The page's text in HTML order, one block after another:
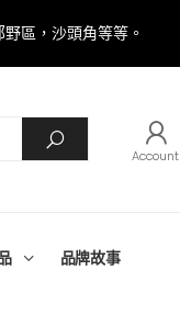
區，沙頭角等等。
Account
品牌故事